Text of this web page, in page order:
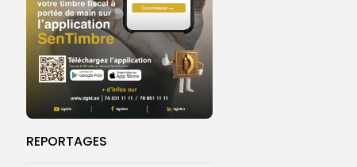
REPORTAGES